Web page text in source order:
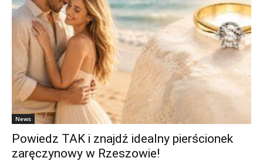
News
Powiedz TAK i znajdź idealny pierścionek
zaręczynowy w Rzeszowie!